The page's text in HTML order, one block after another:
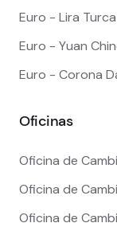
Euro - Lira Turca
Euro - Yuan
Euro - Corona
Oficinas
Oficina de
Oficina de
Oficina de